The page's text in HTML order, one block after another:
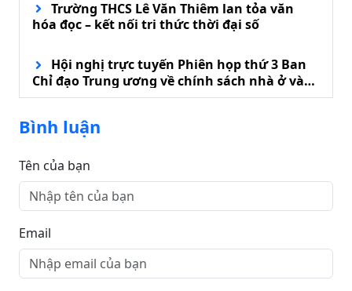
Trường THCS Lê Văn Thiêm lan tỏa văn
hóa đọc – kết nối tri thức thời đại số
Hội nghị trực tuyến Phiên họp thứ 3 Ban
Chỉ đạo Trung ương về chính sách nhà ở và
phát triển thị trường bất động sản
Bình luận
Tên của bạn
Email